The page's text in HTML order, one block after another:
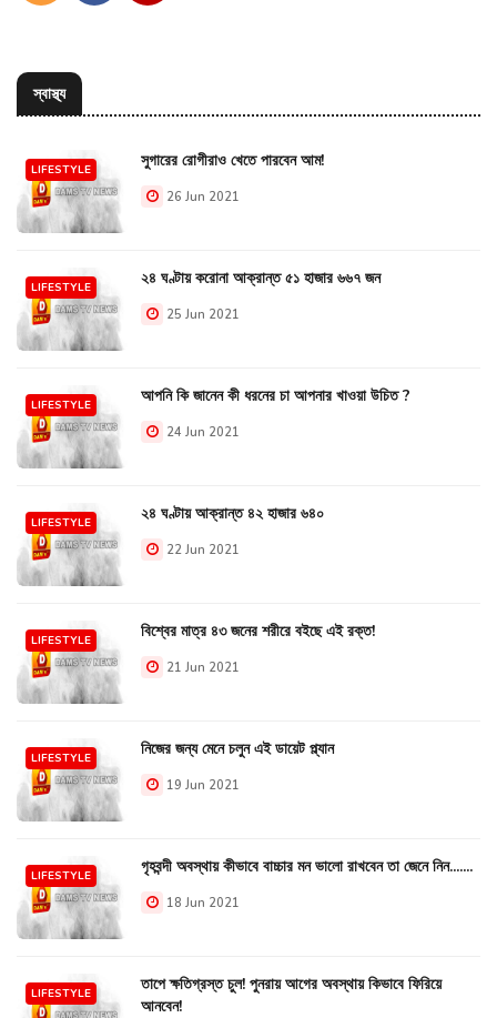
স্বাস্থ্য
LIFESTYLE সুগারের রোগীরাও খেতে পারবেন আম!
26 Jun 2021
LIFESTYLE ২৪ ঘণ্টায় করোনা আক্রান্ত ৫১ হাজার ৬৬৭ জন
25 Jun 2021
LIFESTYLE আপনি কি জানেন কী ধরনের চা আপনার খাওয়া উচিত ?
24 Jun 2021
LIFESTYLE ২৪ ঘণ্টায় আক্রান্ত ৪২ হাজার ৬৪০
22 Jun 2021
LIFESTYLE বিশ্বের মাত্র ৪৩ জনের শরীরে বইছে এই রক্ত!
21 Jun 2021
LIFESTYLE নিজের জন্য মেনে চলুন এই ডায়েট প্ল্যান
19 Jun 2021
LIFESTYLE গৃহবন্দী অবস্থায় কীভাবে বাচ্চার মন ভালো রাখবেন তা জেনে নিন.......
18 Jun 2021
LIFESTYLE
তাপে ক্ষতিগ্রস্ত চুল! পুনরায় আগের অবস্থায় কিভাবে ফিরিয়ে
আনবেন!